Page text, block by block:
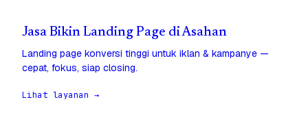
Jasa Bikin Landing Page di Asahan
Landing page konversi tinggi untuk iklan & kampanye —
cepat, fokus, siap closing.
Lihat layanan →